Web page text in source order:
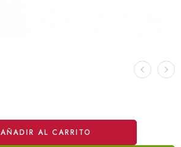
AÑADIR AL CARRITO